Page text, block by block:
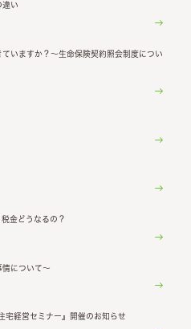
違い
いますか？～生命保険契約照会制度につい
金どうなるの？
について～
宅経営セミナー』開催のお知らせ